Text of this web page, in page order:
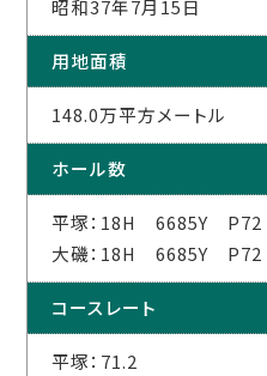
昭和37年7月15日
用地面積
148.0万平方メートル
ホール数
平塚：18H 6685Y P72
大磯：18H 6685Y P72
コースレート
平塚：71.2